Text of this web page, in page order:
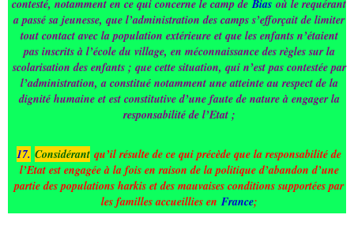
contesté, notamment en ce qui concerne le camp deBias où le requérant
a passé sa jeunesse, que l’administration des camps s’efforçait de limiter
tout contact avec la population extérieure et que les enfants n’étaient
pas inscrits à l’école du village, en méconnaissance des règles sur la
scolarisation des enfants ; que cette situation, qui n’est pas contestée par
l’administration, a constitué notamment une atteinte au respect de la
dignité humaine et est constitutive d’une faute de nature à engager la
responsabilité de l’Etat ;
17. Considérant qu’il résulte de ce qui précède que la responsabilité de
l’Etat est engagée à la fois en raison de la politique d’abandon d’une
partie des populations harkis et des mauvaises conditions supportées par
les familles accueillies en France;